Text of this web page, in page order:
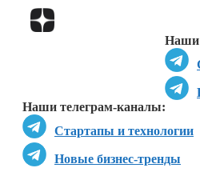
Наши
Наши телеграм-каналы:
Стартапы и технологии
Новые бизнес-тренды